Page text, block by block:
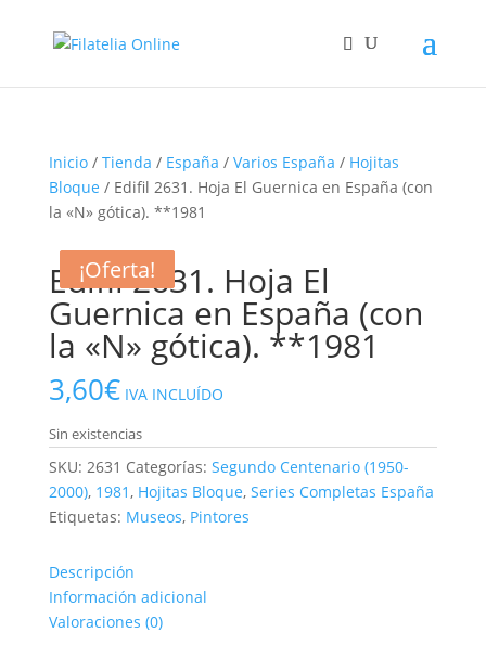
Inicio/ Tienda / España / Varios España / Hojitas
Bloque / Edifil 2631. Hoja El Guernica en España (con
la «N» gótica). **1981
Edifil 2631. Hoja El
Guernica en España (con
la «N» gótica). **1981
3,60€ IVA INCLUÍDO
Sin existencias
SKU: 2631 Categorías: Segundo Centenario (1950-
2000), 1981, Hojitas Bloque, Series Completas España
Etiquetas: Museos, Pintores
Descripción
Información adicional
Valoraciones (0)
¡Oferta!
¡Oferta!
¡Oferta!